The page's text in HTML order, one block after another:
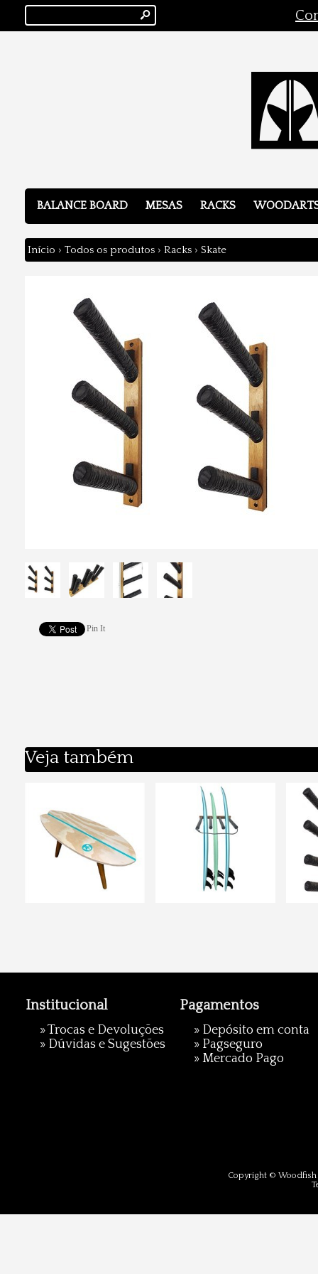
s
BALANCE BOARD MESAS RACKS
Início › Todos os produtos › Racks › Skate
Pin It
Veja também
Institucional
»Trocas e Devoluções
» Dúvidas e Sugestões
Pagamentos
» Depósito em conta
» Pagseguro
» Mercado Pago
Copyright © Woodfish